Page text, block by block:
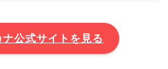
ナ公式サイトを見る